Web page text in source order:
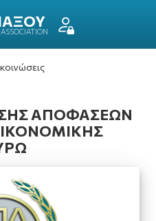
ΝΑΞΟΥ
ΑΠΟΦΑΣΕΩΝ